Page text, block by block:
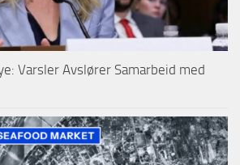
Varsler Avslører Samarbeid med